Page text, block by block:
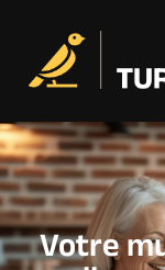
Votre